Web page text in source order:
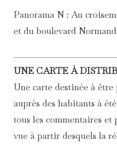
Panorama N : Au
et du boulevard
UNE CARTE À
Une carte destinée à
auprès des habitants à
tous les commentaires et
vue à partir desquels la